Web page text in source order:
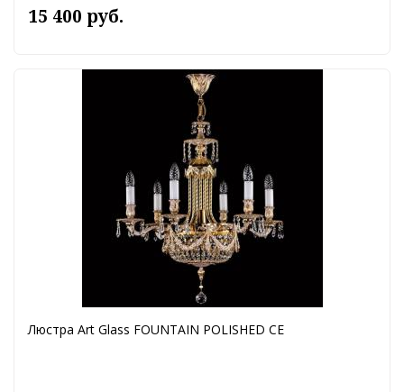
15 400 руб.
Люстра Art Glass FOUNTAIN POLISHED CE